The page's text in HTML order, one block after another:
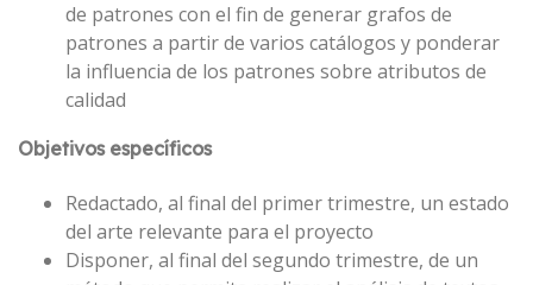
de patrones con el fin de generar grafos de
patrones a partir de varios catálogos y ponderar
la influencia de los patrones sobre atributos de
calidad
Objetivos específicos
Redactado, al final del primer trimestre, un estado
del arte relevante para el proyecto
Disponer, al final del segundo trimestre, de un